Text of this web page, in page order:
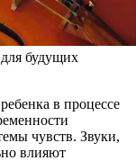
будущих
в процессе
чувств. Звуки,
влияют